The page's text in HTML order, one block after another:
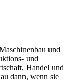
und
und
Handel und
dann, wenn sie